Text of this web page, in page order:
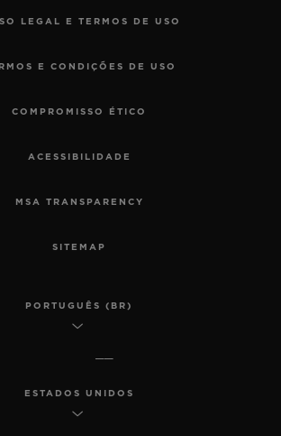
LEGAL E TERMOS DE USO
E CONDIÇÕES DE USO
COMPROMISSO ÉTICO
ACESSIBILIDADE
MSA TRANSPARENCY
SITEMAP
PORTUGUÊS (BR)
ESTADOS UNIDOS